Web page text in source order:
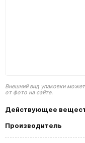
Внешний вид упаковки
от фото на сайте.
Действующее
Производитель